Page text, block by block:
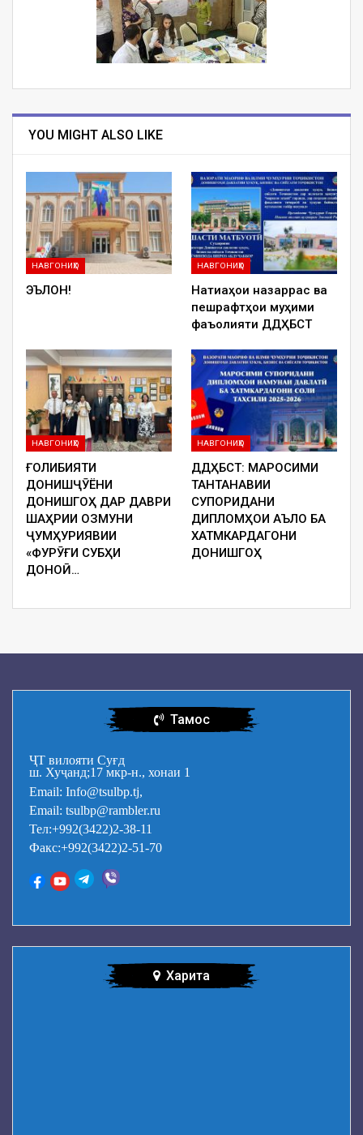
YOU MIGHT ALSO LIKE
НАВГОНИҲО
ЭЪЛОН!
НАВГОНИҲО
Натиҷаҳои назаррас ва
пешрафтҳои муҳими
фаъолияти ДДҲБСТ
НАВГОНИҲО
ҒОЛИБИЯТИ
ДОНИШҶӮЁНИ
ДОНИШГОҲ ДАР ДАВРИ
ШАҲРИИ ОЗМУНИ
ҶУМҲУРИЯВИИ
«ФУРӮҒИ СУБҲИ
ДОНОӢ…
НАВГОНИҲО
ДДҲБСТ: МАРОСИМИ
ТАНТАНАВИИ
СУПОРИДАНИ
ДИПЛОМҲОИ АЪЛО БА
ХАТМКАРДАГОНИ
ДОНИШГОҲ
Тамос
ҶТ вилояти Суғд
ш. Хуҷанд;17 мкр-н., хонаи 1
Email: Info@tsulbp.tj,
Email: tsulbp@rambler.ru
Тел:+992(3422)2-38-11
Факс:+992(3422)2-51-70
Харита